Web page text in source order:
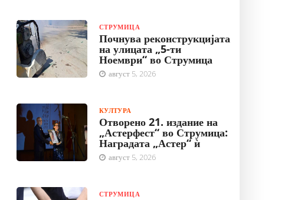
СТРУМИЦА
Почнува реконструкцијата
на улицата „5-ти
Ноември“ во Струмица
август 5, 2026
КУЛТУРА
Отворено 21. издание на
„Астерфест“ во Струмица:
Наградата „Астер“ ѝ
август 5, 2026
СТРУМИЦА